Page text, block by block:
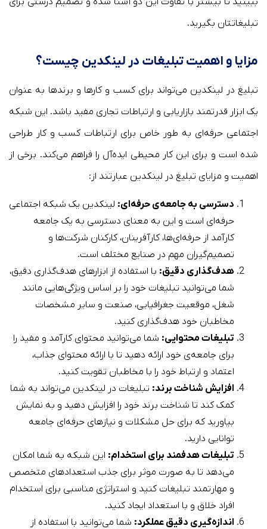
تبلیغاتتان بگیرید.
مزایا و اهمیت تبلیغات در لینکدین چیست؟
تبلیغ در لینکدین می‌تواند برای کسب و کارها و برندها به عنوان
یک ابزار قدرتمند بازاریابی و ارتباطات تجاری مفید باشد. این شبکه
اجتماعی حرفه‌ای به طور خاص برای ارتباطات کسب و کار طراحی
شده است و برای این کار محیطی ایده‌آل را فراهم می‌کند. برخی از
اهمیت و مزایای تبلیغ در لینکدین عبارتند از:
دسترسی به جامعه‌ی حرفه‌ای: لینکدین یک شبکه اجتماعی
حرفه‌ای است و این به معنای دسترسی به یک جامعه
کارآمد از حرفه‌ای‌ها، کارآفرینان، کارکنان شرکت‌ها و
تصمیم‌گیران مهم در صنایع مختلف است.
هدف‌گذاری دقیق: با استفاده از ابزارهای هدف‌گذاری دقیق،
شما می‌توانید تبلیغات خود را بر اساس ویژگی‌هایی مانند
شغل، موقعیت جغرافیایی، صنعت و سایر مشخصات
مخاطبان خود هدف‌گذاری کنید.
تبلیغات محتوایی: شما می‌توانید محتوای کارآمد و مفید را
برای جامعه‌ی خود ارائه دهید تا با ارائه محتوای جذاب،
اعتماد و ارتباط خود را با مخاطبان تقویت کنید.
افزایش شناخت برند: تبلیغات در لینکدین می‌تواند به شما
کمک کند تا شناخت برند خود را افزایش دهید و به نمایش
بیاورید که برای حل مشکلات و نیازهای حرفه‌ای جامعه
توانایی دارید.
تبلیغات هدفمند برای استخدام: این شبکه به شما امکان
می‌دهد تا به صورت موثر برای جذب استعدادهای متخصص
و مهارتمند تبلیغات کنید و استراتژی مناسبی برای استخدام
افراد خلاق و با استعداد ایجاد کنید.
اندازه‌گیری دقیق عملکرد: شما می‌توانید با استفاده از